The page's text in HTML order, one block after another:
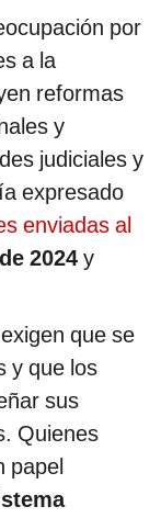
por
a la
reformas
y
judiciales y
expresado
enviadas al
2024 y
que se
y que los
sus
Quienes
papel